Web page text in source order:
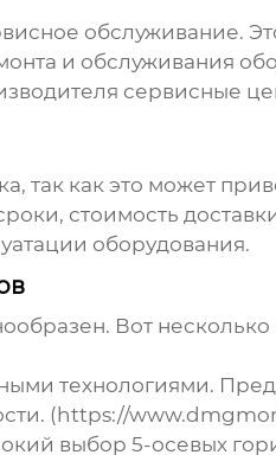
обслуживание.
и обслуживания
сервисные
так как это может
стоимость
оборудования.
Вот несколько
технологиями.
(https://
выбор 5-осевых